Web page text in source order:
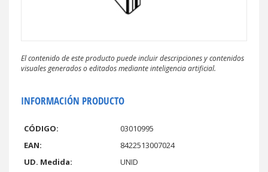
El contenido de este producto puede incluir descripciones y contenidos
visuales generados o editados mediante inteligencia artificial.
INFORMACIÓN PRODUCTO
CÓDIGO:
03010995
EAN:
8422513007024
UD. Medida:
UNID